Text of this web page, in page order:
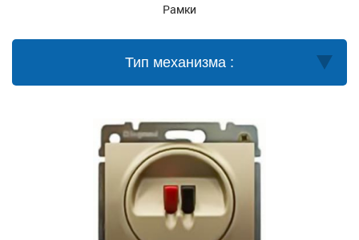
Рамки
Тип механизма :